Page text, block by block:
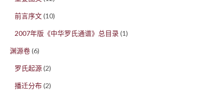
前言序文(10)
2007年版《中华罗氏通谱》总目录(1)
渊源卷(6)
罗氏起源(2)
播迁分布(2)